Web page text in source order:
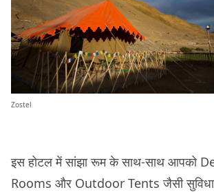
Zostel
इस होटल में सांझा रूम के साथ-साथ आपको
Rooms और Outdoor Tents जैसी सुविधाएं